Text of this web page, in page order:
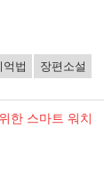
법 장편소설
한 스마트 워치